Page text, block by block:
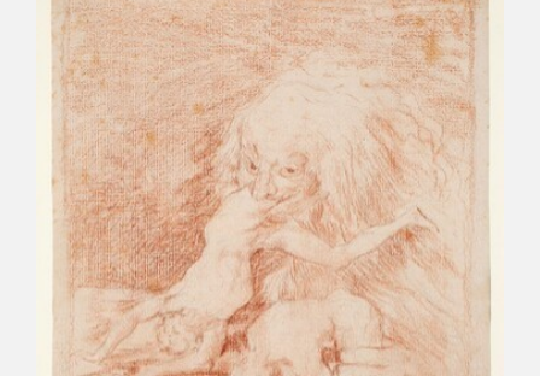
EDICIONES
PUBLICACIONES
TIENDA
TIENDA ONLINE